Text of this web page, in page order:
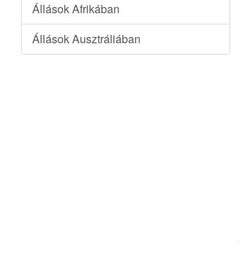
Állások Afrikában
Állások Ausztráliában